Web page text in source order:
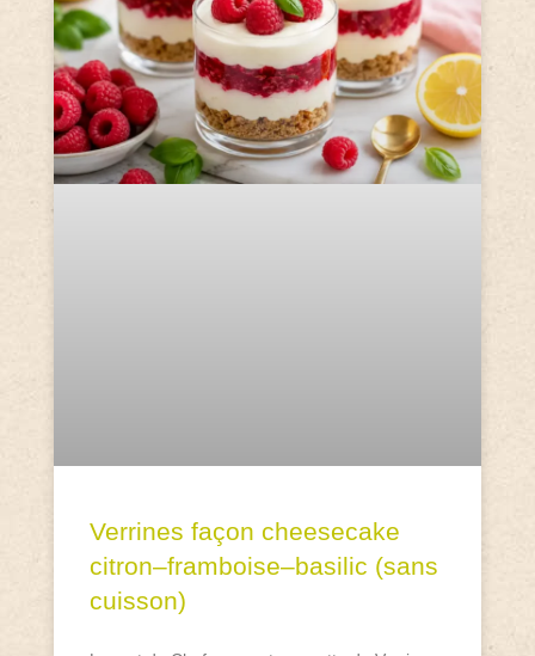
Verrines façon cheesecake
citron–framboise–basilic (sans
cuisson)